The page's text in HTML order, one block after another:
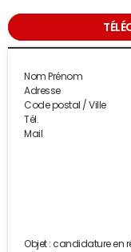
Nom Prénom
Adresse
Code postal / Ville
Tél.
Mail
Objet : candidature en